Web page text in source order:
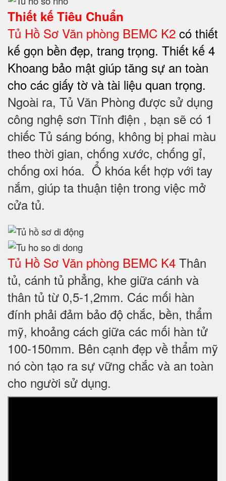
Thiết kế Tiêu Chuẩn
Tủ Hồ Sơ Văn phòng BEMC K2 có thiết
kế gọn bền đẹp, trang trọng. Thiết kế 4
Khoang bảo mật giúp tăng sự an toàn
cho các giấy tờ và tài liệu quan trọng.
Ngoài ra, Tủ Văn Phòng được sử dụng
công nghệ sơn Tĩnh điện , bạn sẽ có 1
chiếc Tủ sáng bóng, không bị phai màu
theo thời gian, chống xước, chống gỉ,
chống oxi hóa. Ổ khóa kết hợp với tay
nắm, giúp ta thuận tiện trong việc mở
cửa tủ.
Tủ Hồ Sơ Văn phòng BEMC K4 Thân
tủ, cánh tủ phẳng, khe giữa cánh và
thân tủ từ 0,5-1,2mm. Các mối hàn
đính phải đảm bảo độ chắc, bền, thẩm
mỹ, khoảng cách giữa các mối hàn tử
100-150mm. Bên cạnh đẹp về thẩm mỹ
nó còn tạo ra sự vững chắc và an toàn
cho người sử dụng.